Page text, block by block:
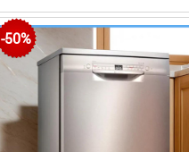
-50%